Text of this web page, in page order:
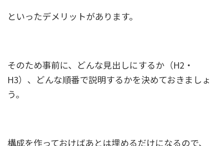
といったデメリットがあります。
そのため事前に、どんな見出しにするか（H2・
H3）、どんな順番で説明するかを決めておきましょ
う。
構成を作っておけばあとは埋めるだけになるので、